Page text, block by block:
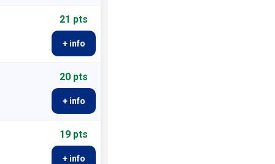
21 pts
+ info
20 pts
+ info
19 pts
+ info